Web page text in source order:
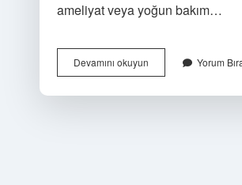
ameliyat veya yoğun bakım…
Devamını okuyunAyakta
Tedavi
Yorum